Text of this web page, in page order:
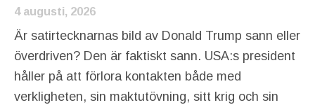
4 augusti, 2026
Är satirtecknarnas bild av Donald Trump sann eller
överdriven? Den är faktiskt sann. USA:s president
håller på att förlora kontakten både med
verkligheten, sin maktutövning, sitt krig och sin